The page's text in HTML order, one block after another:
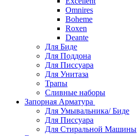
Omnires
Boheme
Roxen
Deante
Для Биде
Для Поддона
Для Писсуара
Для Унитаза
Трапы
Сливные наборы
Запорная Арматура
Для Умывальника/ Биде
Для Писсуара
Для Стиральной Машины